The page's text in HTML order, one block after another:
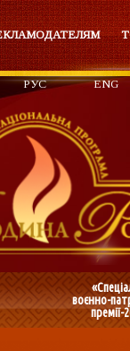
РУС ENG
воєнно-
премії-